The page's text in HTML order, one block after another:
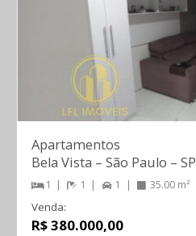
Apartamentos
Bela Vista – São Paulo – SP
1 1 1 35.00 m²
Venda:
R$ 380.000,00